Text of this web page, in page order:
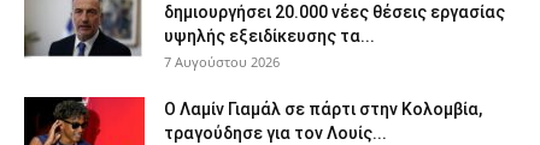
δημιουργήσει 20.000 νέες θέσεις εργασίας
υψηλής εξειδίκευσης τα...
7 Αυγούστου 2026
Ο Λαμίν Γιαμάλ σε πάρτι στην Κολομβία,
τραγούδησε για τον Λουίς...